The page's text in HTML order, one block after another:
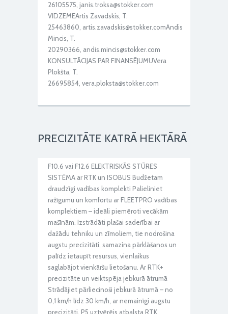
26105575, janis.troksa@stokker.com
VIDZEMEArtis Zavadskis, T.
25463860, artis.zavadskis@stokker.comAndis
Mincis, T.
20290366, andis.mincis@stokker.com
KONSULTĀCIJAS PAR FINANSĒJUMUVera
Plokšta, T.
26695854, vera.ploksta@stokker.com
PRECIZITĀTE KATRĀ HEKTĀRĀ
F10.6 vai F12.6 ELEKTRISKĀS STŪRES
SISTĒMA ar RTK un ISOBUS Budžetam
draudzīgi vadības komplekti Palieliniet
ražīgumu un komfortu ar FLEETPRO vadības
komplektiem – ideāli piemēroti vecākām
mašīnām. Izstrādāti plašai saderībai ar
dažādu tehniku un zīmoliem, tie nodrošina
augstu precizitāti, samazina pārklāšanos un
palīdz ietaupīt resursus, vienlaikus
saglabājot vienkāršu lietošanu. Ar RTK+
precizitāte un veiktspēja jebkurā ātrumā
Strādājiet pārliecinoši jebkurā ātrumā – no
0,1 km/h līdz 30 km/h, ar nemainīgi augstu
precizitāti. P5 uztvērējs atbalsta RTK